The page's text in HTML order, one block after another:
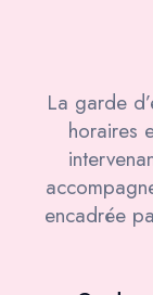
La garde
horaires
encadrée